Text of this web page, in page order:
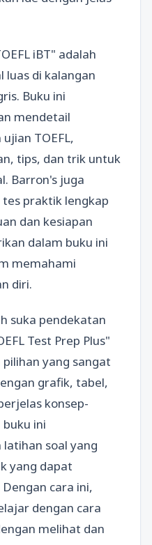
iBT" adalah
luas di kalangan
Buku ini
mendetail
TOEFL,
tips, dan trik untuk
Barron's juga
praktik lengkap
dan kesiapan
dalam buku ini
memahami
diri.
suka pendekatan
Test Prep Plus"
yang sangat
grafik, tabel,
konsep-
ini
soal yang
yang dapat
cara ini,
dengan cara
melihat dan